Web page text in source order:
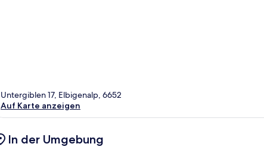
Untergiblen 17, Elbigenalp, 6652
Auf Karte anzeigen
In der Umgebung